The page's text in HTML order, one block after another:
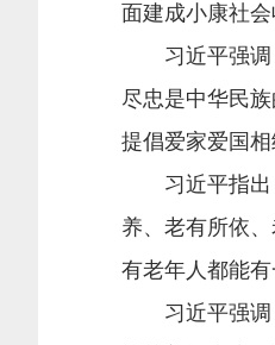
面建成小康社
习近平强调，
尽忠是中华民
提倡爱家爱国
习近平指出，
养、老有所依
有老年人都能有
习近平强调，